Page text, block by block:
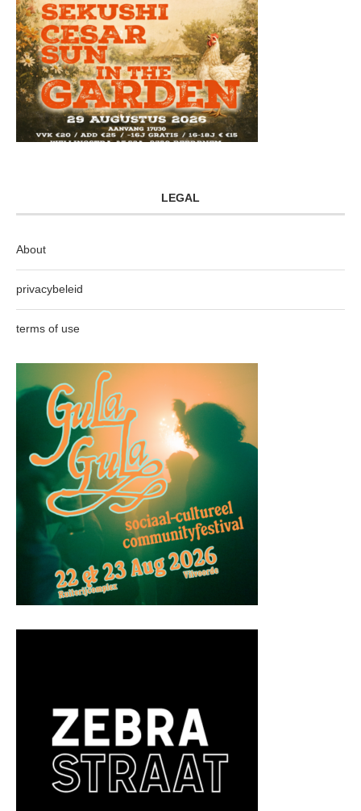
LEGAL
About
privacybeleid
terms of use